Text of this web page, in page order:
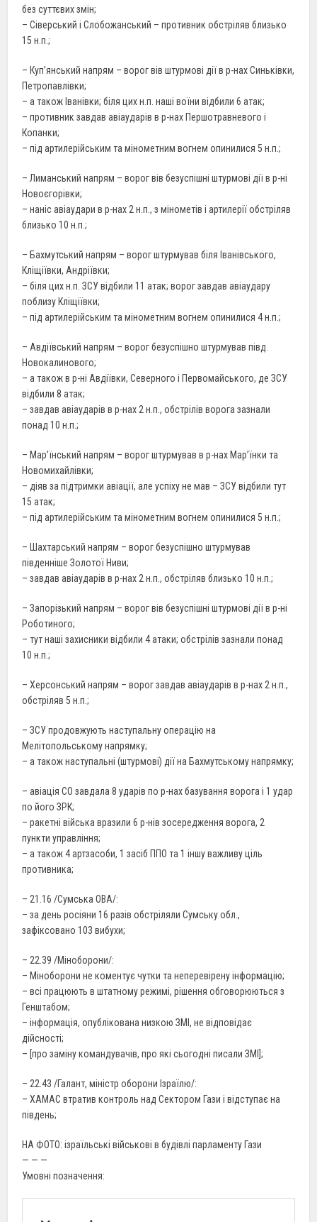
без суттєвих змін;
– Сіверський і Слобожанський – противник обстріляв близько
15 н.п.;
– Куп’янський напрям – ворог вів штурмові дії в р-нах Синьківки,
Петропавлівки;
– а також Іванівки; біля цих н.п. наші воїни відбили 6 атак;
– противник завдав авіаударів в р-нах Першотравневого і
Копанки;
– під артилерійським та мінометним вогнем опинилися 5 н.п.;
– Лиманський напрям – ворог вів безуспішні штурмові дії в р-ні
Новоєгорівки;
– наніс авіаудари в р-нах 2 н.п., з мінометів і артилерії обстріляв
близько 10 н.п.;
– Бахмутський напрям – ворог штурмував біля Іванівського,
Кліщіївки, Андріївки;
– біля цих н.п. ЗСУ відбили 11 атак; ворог завдав авіаудару
поблизу Кліщіївки;
– під артилерійським та мінометним вогнем опинилися 4 н.п.;
– Авдіївський напрям – ворог безуспішно штурмував півд.
Новокалинового;
– а також в р-ні Авдіївки, Северного і Первомайського, де ЗСУ
відбили 8 атак;
– завдав авіаударів в р-нах 2 н.п., обстрілів ворога зазнали
понад 10 н.п.;
– Мар’їнський напрям – ворог штурмував в р-нах Мар’їнки та
Новомихайлівки;
– діяв за підтримки авіації, але успіху не мав – ЗСУ відбили тут
15 атак;
– під артилерійським та мінометним вогнем опинилися 5 н.п.;
– Шахтарський напрям – ворог безуспішно штурмував
південніше Золотої Ниви;
– завдав авіаударів в р-нах 2 н.п., обстріляв близько 10 н.п.;
– Запорізький напрям – ворог вів безуспішні штурмові дії в р-ні
Роботиного;
– тут наші захисники відбили 4 атаки; обстрілів зазнали понад
10 н.п.;
– Херсонський напрям – ворог завдав авіаударів в р-нах 2 н.п.,
обстріляв 5 н.п.;
– ЗСУ продовжують наступальну операцію на
Мелітопольському напрямку;
– а також наступальні (штурмові) дії на Бахмутському напрямку;
– авіація СО завдала 8 ударів по р-нах базування ворога і 1 удар
по його ЗРК;
– ракетні війська вразили 6 р-нів зосередження ворога, 2
пункти управління;
– а також 4 артзасоби, 1 засіб ППО та 1 іншу важливу ціль
противника;
– 21.16 /Сумська ОВА/:
– за день росіяни 16 разів обстріляли Сумську обл.,
зафіксовано 103 вибухи;
– 22.39 /Міноборони/:
– Міноборони не коментує чутки та неперевірену інформацію;
– всі працюють в штатному режимі, рішення обговорюються з
Генштабом;
– інформація, опублікована низкою ЗМІ, не відповідає
дійсності;
– [про заміну командувачів, про які сьогодні писали ЗМІ];
– 22.43 /Галант, міністр оборони Ізраїлю/:
– ХАМАС втратив контроль над Сектором Гази і відступає на
південь;
НА ФОТО: ізраїльські військові в будівлі парламенту Гази
— — —
Умовні позначення: